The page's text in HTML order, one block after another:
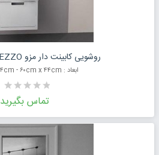
روشویی کابینت دار مزو MEZZO مدل Ermia
ابعاد : 7۰cm x ۴۴cm - ۶۰cm x ۴۴cm
تماس بگیرید